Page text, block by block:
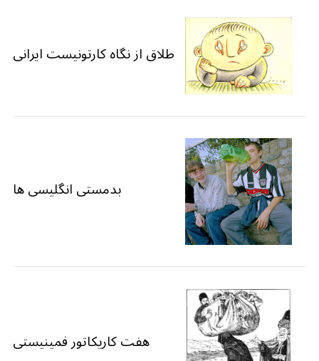
طلاق از نگاه کارتونیست ایرانی
بدمستی انگلیسی ها
هفت کاریکاتور فمینیستی